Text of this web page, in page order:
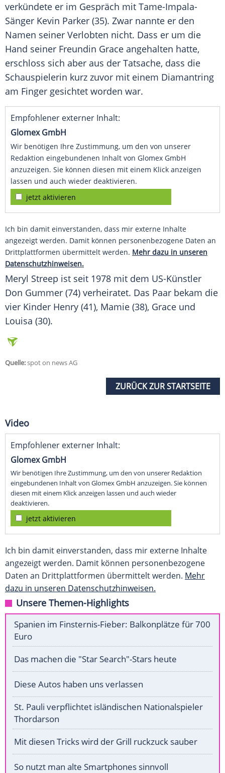
verkündete er im Gespräch mit Tame-Impala-
Sänger Kevin Parker (35). Zwar nannte er den
Namen seiner Verlobten nicht. Dass er um die
Hand seiner Freundin Grace angehalten hatte,
erschloss sich aber aus der Tatsache, dass die
Schauspielerin kurz zuvor mit einem Diamantring
am Finger gesichtet worden war.
Empfohlener externer Inhalt:
Glomex GmbH
Wir benötigen Ihre Zustimmung, um den von unserer
Redaktion eingebundenen Inhalt von Glomex GmbH
anzuzeigen. Sie können diesen mit einem Klick anzeigen
lassen und auch wieder deaktivieren.
jetzt aktivieren
Ich bin damit einverstanden, dass mir externe Inhalte
angezeigt werden. Damit können personenbezogene Daten an
Drittplattformen übermittelt werden. Mehr dazu in unseren
Datenschutzhinweisen.
Meryl Streep ist seit 1978 mit dem US-Künstler
Don Gummer (74) verheiratet. Das Paar bekam die
vier Kinder Henry (41), Mamie (38), Grace und
Louisa (30).
Quelle:spot on news AG
ZURÜCK ZUR STARTSEITE
Video
Empfohlener externer Inhalt:
Glomex GmbH
Wir benötigen Ihre Zustimmung, um den von unserer Redaktion
eingebundenen Inhalt von Glomex GmbH anzuzeigen. Sie können
diesen mit einem Klick anzeigen lassen und auch wieder
deaktivieren.
jetzt aktivieren
Ich bin damit einverstanden, dass mir externe Inhalte
angezeigt werden. Damit können personenbezogene
Daten an Drittplattformen übermittelt werden. Mehr
dazu in unseren Datenschutzhinweisen.
Unsere Themen-Highlights
Spanien im Finsternis-Fieber: Balkonplätze für 700
Euro
Das machen die "Star Search"-Stars heute
Diese Autos haben uns verlassen
St. Pauli verpflichtet isländischen Nationalspieler
Thordarson
Mit diesen Tricks wird der Grill ruckzuck sauber
So nutzt man alte Smartphones sinnvoll